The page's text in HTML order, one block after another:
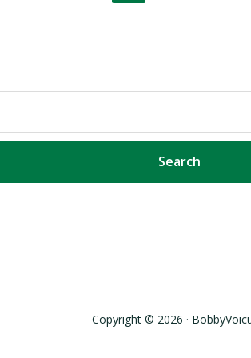
Copyright © 2026 ·